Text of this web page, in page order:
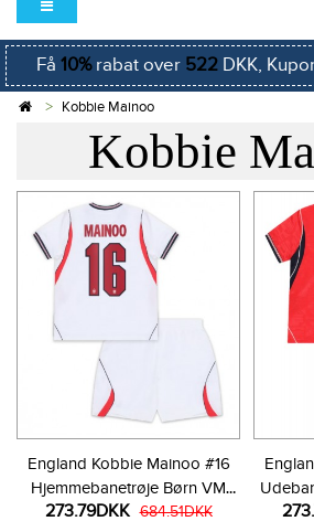
Få 10%rabat over 522DKK,
Kobbie Mainoo
Kobbie
England Kobbie Mainoo #16
Hjemmebanetrøje Børn VM
2026 Kortærmet (+ Korte
273.79DKK 684.51DKK